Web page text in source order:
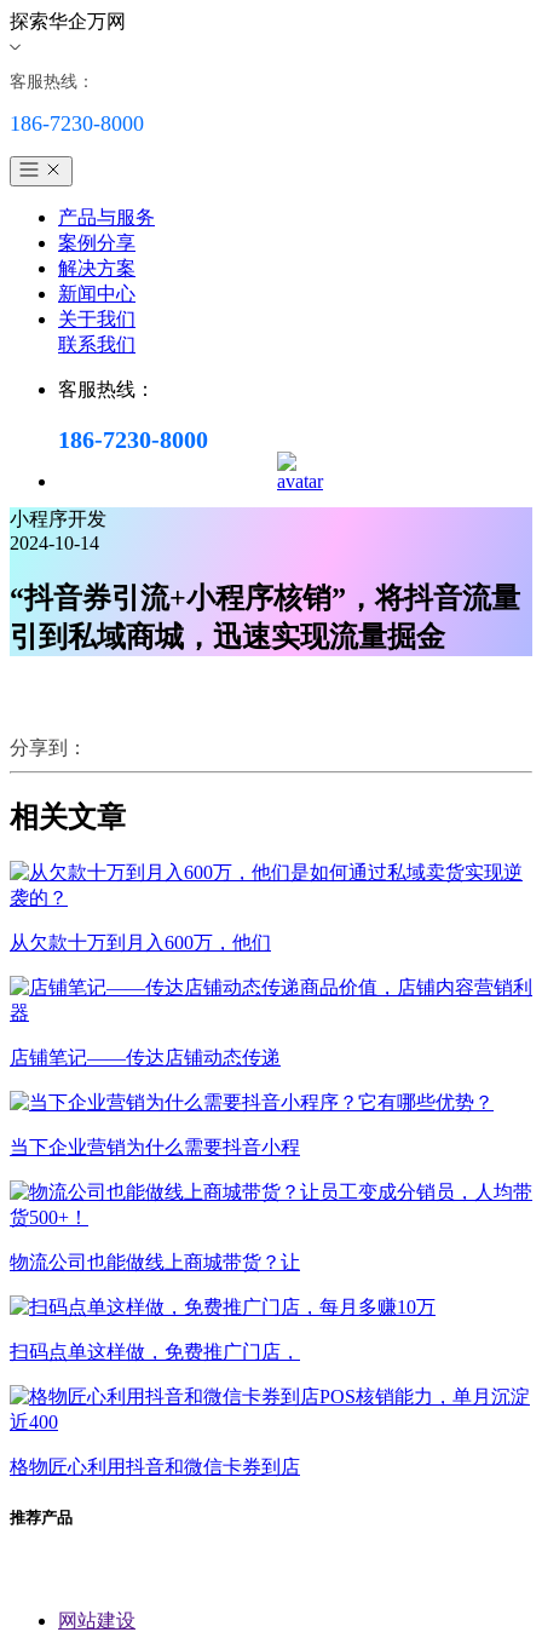
探索华企万网
客服热线：
186-7230-8000
产品与服务
案例分享
解决方案
新闻中心
关于我们
联系我们
客服热线：
186-7230-8000
小程序开发
2024-10-14
“抖音券引流+小程序核销”，将抖音流量
引到私域商城，迅速实现流量掘金
分享到：
相关文章
从欠款十万到月入600万，他们
店铺笔记——​传达店铺动态传递
当下企业营销为什么需要抖音小程
物流公司也能做线上商城带货？让
扫码点单这样做，免费推广门店，
格物匠心利用抖音和微信卡券到店
推荐产品
网站建设